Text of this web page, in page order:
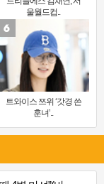
울월드컵..
트와이스 쯔위 ‘갓경 쓴
훈녀’..